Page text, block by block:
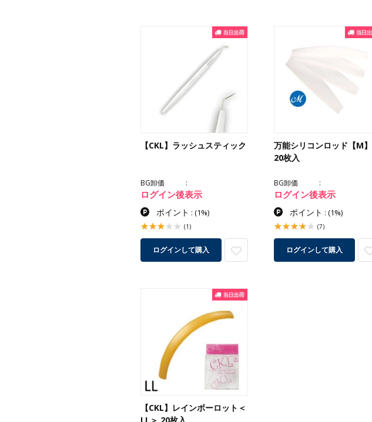
【CKL】ラッシュスティック
BG卸価
ログイン後表示
ポイント : (1%)
(1)
ログインして購入
万能シリコンロッド【M】
20枚入
BG卸価
ログイン後表示
ポイント : (1%)
(7)
ログインして購入
【CKL】レインボーロット＜